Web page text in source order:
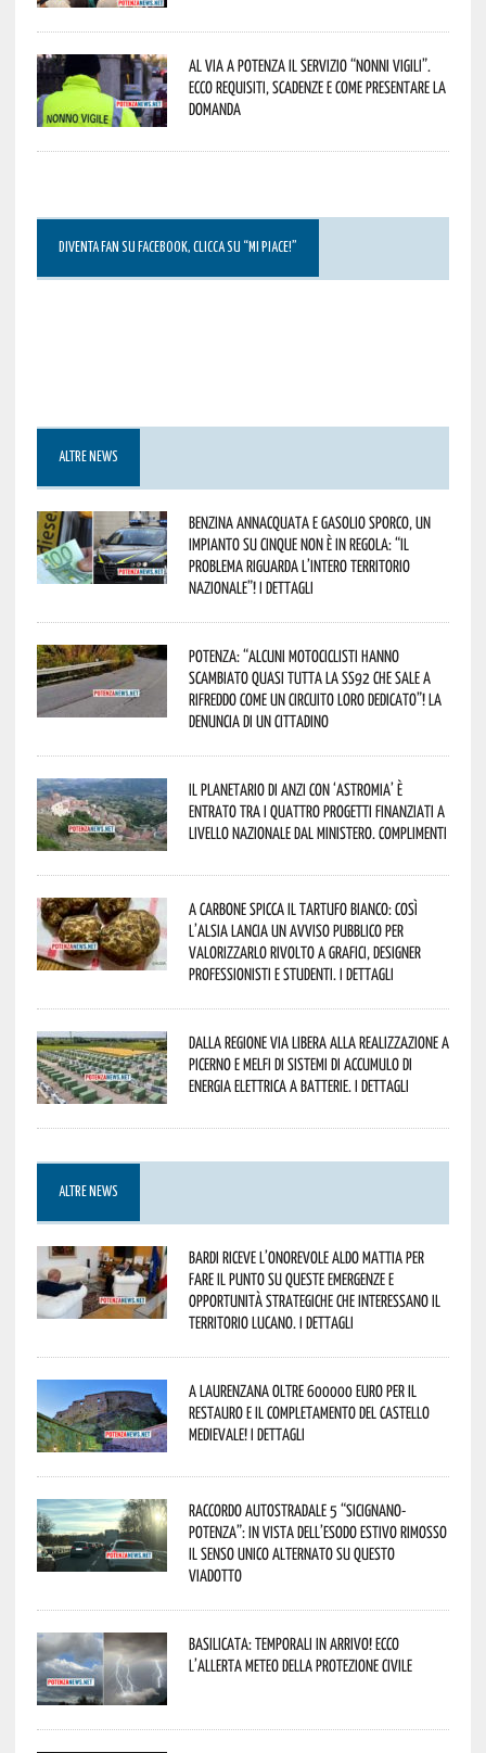
Al via a Potenza il servizio “Nonni Vigili”.
Ecco requisiti, scadenze e come presentare la
domanda
DIVENTA FAN SU FACEBOOK, CLICCA SU “MI PIACE!”
ALTRE NEWS
Benzina annacquata e gasolio sporco, un
impianto su cinque non è in regola: “il
problema riguarda l’intero territorio
Nazionale”! I dettagli
Potenza: “alcuni motociclisti hanno
scambiato quasi tutta la SS92 che sale a
Rifreddo come un circuito loro dedicato”! La
denuncia di un cittadino
Il Planetario di Anzi con ‘Astromia’ è
entrato tra i quattro progetti finanziati a
livello nazionale dal Ministero. Complimenti
A Carbone spicca il tartufo bianco: così
l’Alsia lancia un avviso pubblico per
valorizzarlo rivolto a grafici, designer
professionisti e studenti. I dettagli
Dalla Regione via libera alla realizzazione a
Picerno e Melfi di sistemi di accumulo di
energia elettrica a batterie. I dettagli
ALTRE NEWS
Bardi riceve l’onorevole Aldo Mattia per
fare il punto su queste emergenze e
opportunità strategiche che interessano il
territorio lucano. I dettagli
A Laurenzana oltre 600000 euro per il
restauro e il completamento del Castello
Medievale! I dettagli
Raccordo Autostradale 5 “Sicignano-
Potenza”: in vista dell’esodo estivo rimosso
il senso unico alternato su questo
viadotto
Basilicata: temporali in arrivo! Ecco
l’allerta meteo della Protezione civile